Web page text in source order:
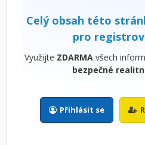
Celý obsah této
pro
Využijte ZDARMAvšech
bezpečné
Přihlásit se